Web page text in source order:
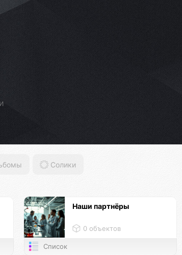
Солики
Наши партнёры
0 объектов
Список